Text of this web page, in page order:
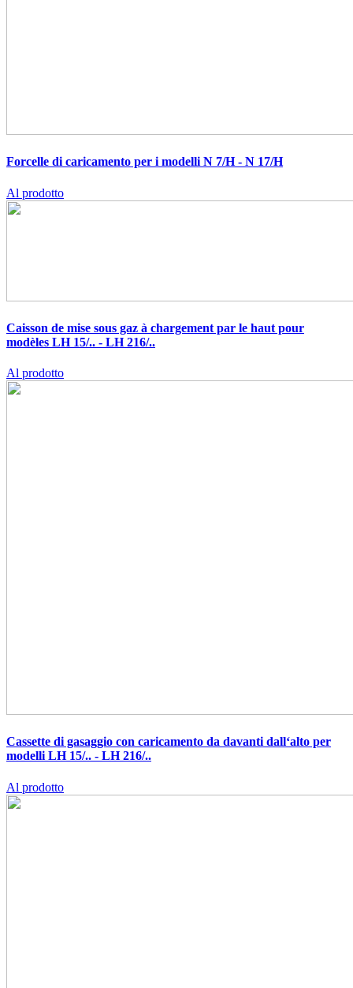
Forcelle di caricamento per i modelli N 7/H - N 17/H
Al prodotto
Caisson de mise sous gaz à chargement par le haut pour
modèles LH 15/.. - LH 216/..
Al prodotto
Cassette di gasaggio con caricamento da davanti dall‘alto per
modelli LH 15/.. - LH 216/..
Al prodotto